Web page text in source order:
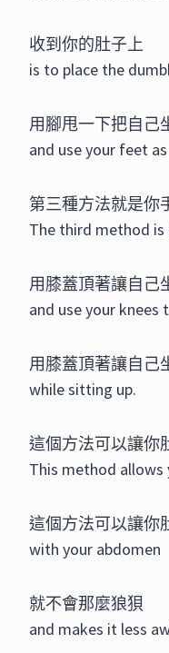
收到你的肚子上
is to place the
用腳甩一下把自己
and use your feet
第三種方法就是你
The third method is
用膝蓋頂著讓自己
and use your
用膝蓋頂著讓自己
while sitting up.
這個方法可以讓你
This method
這個方法可以讓你
with your abdomen
就不會那麼狼狽
and makes it less